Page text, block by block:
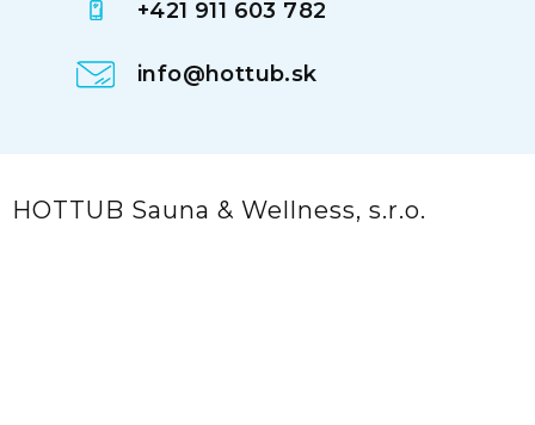
+421 911 603 782
info@hottub.sk
HOTTUB Sauna & Wellness, s.r.o.